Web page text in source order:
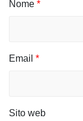
c
l
Nome *
Email *
Sito web